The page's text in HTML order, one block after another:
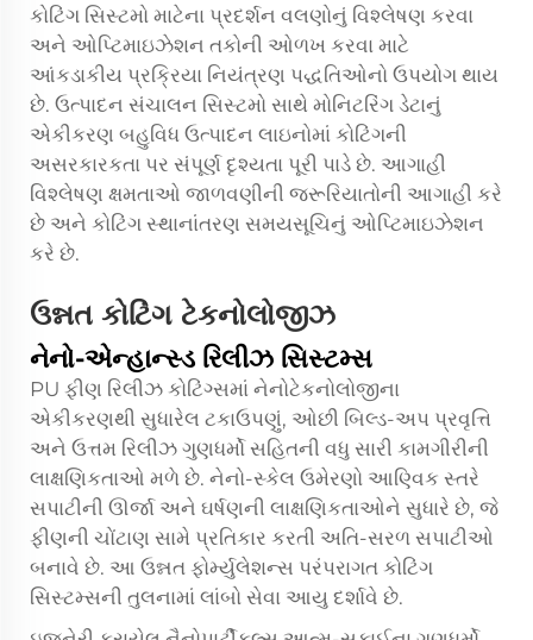
કોટિંગ સિસ્ટમો માટેના પ્રદર્શન વલણોનું વિશ્લેષણ કરવા
અને ઓપ્ટિમાઇઝેશન તકોની ઓળખ કરવા માટે
આંકડાકીય પ્રક્રિયા નિયંત્રણ પદ્ધતિઓનો ઉપયોગ થાય
છે. ઉત્પાદન સંચાલન સિસ્ટમો સાથે મોનિટરિંગ ડેટાનું
એકીકરણ બહુવિધ ઉત્પાદન લાઇનોમાં કોટિંગની
અસરકારકતા પર સંપૂર્ણ દૃશ્યતા પૂરી પાડે છે. આગાહી
વિશ્લેષણ ક્ષમતાઓ જાળવણીની જરૂરિયાતોની આગાહી કરે
છે અને કોટિંગ સ્થાનાંતરણ સમયસૂચિનું ઓપ્ટિમાઇઝેશન
કરે છે.
ઉન્નત કોટિંગ ટેકનોલોજીઝ
નેનો-એન્હાન્સ્ડ રિલીઝ સિસ્ટમ્સ
PU ફીણ રિલીઝ કોટિંગ્સમાં નેનોટેકનોલોજીના
એકીકરણથી સુધારેલ ટકાઉપણું, ઓછી બિલ્ડ-અપ પ્રવૃત્તિ
અને ઉત્તમ રિલીઝ ગુણધર્મો સહિતની વધુ સારી કામગીરીની
લાક્ષણિકતાઓ મળે છે. નેનો-સ્કેલ ઉમેરણો આણ્વિક સ્તરે
સપાટીની ઊર્જા અને ઘર્ષણની લાક્ષણિકતાઓને સુધારે છે, જે
ફીણની ચોંટાણ સામે પ્રતિકાર કરતી અતિ-સરળ સપાટીઓ
બનાવે છે. આ ઉન્નત ફોર્મ્યુલેશન્સ પરંપરાગત કોટિંગ
સિસ્ટમ્સની તુલનામાં લાંબો સેવા આયુ દર્શાવે છે.